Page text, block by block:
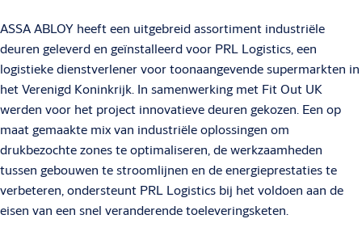
ASSA ABLOY heeft een uitgebreid assortiment industriële
deuren geleverd en geïnstalleerd voor PRL Logistics, een
logistieke dienstverlener voor toonaangevende supermarkten in
het Verenigd Koninkrijk. In samenwerking met Fit Out UK
werden voor het project innovatieve deuren gekozen. Een op
maat gemaakte mix van industriële oplossingen om
drukbezochte zones te optimaliseren, de werkzaamheden
tussen gebouwen te stroomlijnen en de energieprestaties te
verbeteren, ondersteunt PRL Logistics bij het voldoen aan de
eisen van een snel veranderende toeleveringsketen.